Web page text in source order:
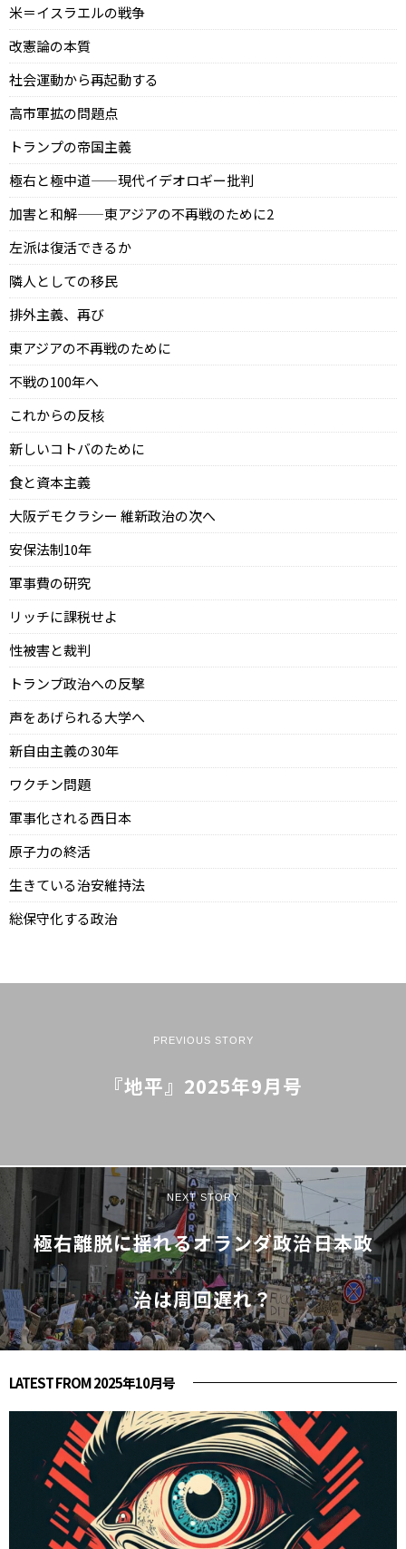
米＝イスラエルの戦争
改憲論の本質
社会運動から再起動する
高市軍拡の問題点
トランプの帝国主義
極右と極中道——現代イデオロギー批判
加害と和解——東アジアの不再戦のために2
左派は復活できるか
隣人としての移民
排外主義、再び
東アジアの不再戦のために
不戦の100年へ
これからの反核
新しいコトバのために
食と資本主義
大阪デモクラシー 維新政治の次へ
安保法制10年
軍事費の研究
リッチに課税せよ
性被害と裁判
トランプ政治への反撃
声をあげられる大学へ
新自由主義の30年
ワクチン問題
軍事化される西日本
原子力の終活
生きている治安維持法
総保守化する政治
PREVIOUS STORY
『地平』2025年9月号
NEXT STORY
極右離脱に揺れるオランダ政治――日本政
治は周回遅れ？
LATEST FROM 2025年10月号